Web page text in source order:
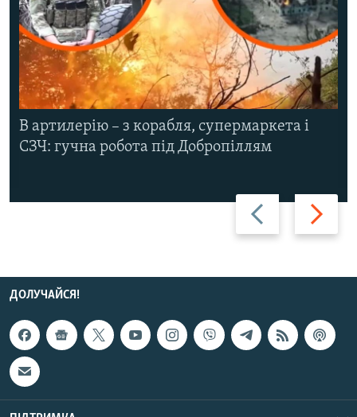
Назад Вперед
В артилерію – з корабля, супермаркета і
СЗЧ: гучна робота під Добропіллям
ДОЛУЧАЙСЯ!